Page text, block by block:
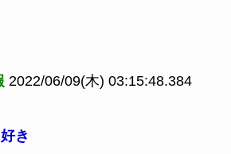
2022/06/09(木) 03:15:48.384
き